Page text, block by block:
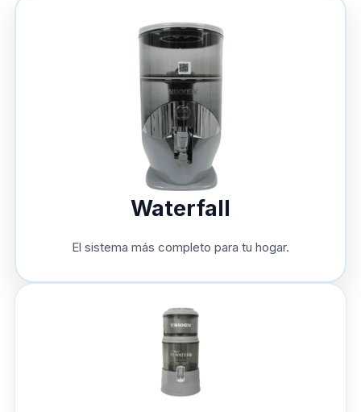
Waterfall
El sistema más completo para tu hogar.